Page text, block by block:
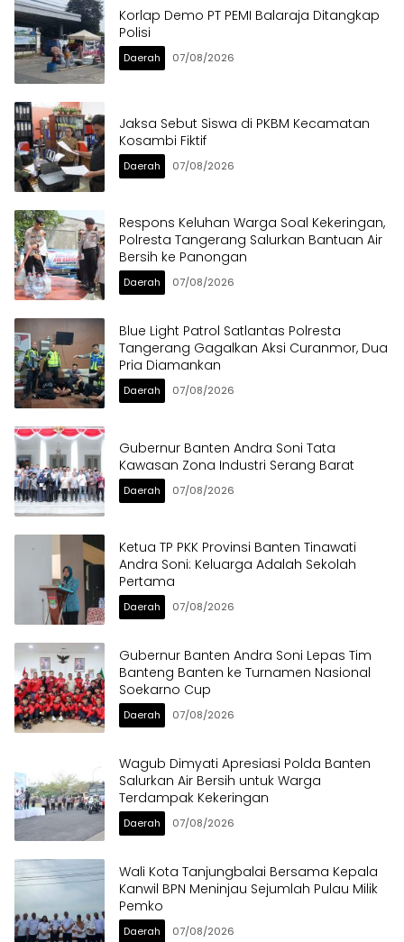
Korlap Demo PT PEMI Balaraja Ditangkap
Polisi
Daerah 07/08/2026
Jaksa Sebut Siswa di PKBM Kecamatan
Kosambi Fiktif
Daerah 07/08/2026
Respons Keluhan Warga Soal Kekeringan,
Polresta Tangerang Salurkan Bantuan Air
Bersih ke Panongan
Daerah 07/08/2026
Blue Light Patrol Satlantas Polresta
Tangerang Gagalkan Aksi Curanmor, Dua
Pria Diamankan
Daerah 07/08/2026
Gubernur Banten Andra Soni Tata
Kawasan Zona Industri Serang Barat
Daerah 07/08/2026
Ketua TP PKK Provinsi Banten Tinawati
Andra Soni: Keluarga Adalah Sekolah
Pertama
Daerah 07/08/2026
Gubernur Banten Andra Soni Lepas Tim
Banteng Banten ke Turnamen Nasional
Soekarno Cup
Daerah 07/08/2026
Wagub Dimyati Apresiasi Polda Banten
Salurkan Air Bersih untuk Warga
Terdampak Kekeringan
Daerah 07/08/2026
Wali Kota Tanjungbalai Bersama Kepala
Kanwil BPN Meninjau Sejumlah Pulau Milik
Pemko
Daerah 07/08/2026